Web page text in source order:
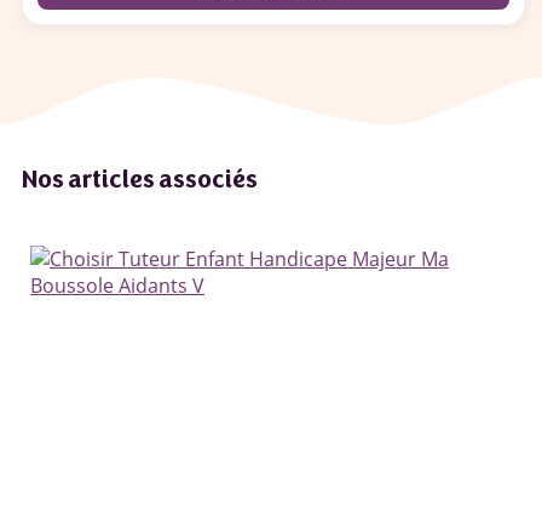
Nos articles associés